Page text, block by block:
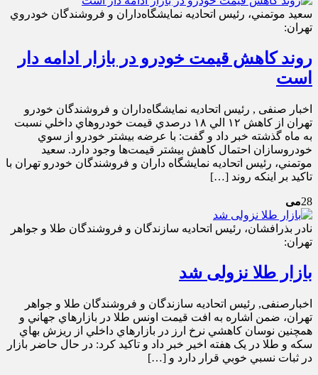
سعيد موتمني، رئيس اتحاديه نمايشگاه‌داران و فروشندگان خودروي
تهران:
روند کاهش قيمت خودرو در بازار ادامه ‌دار
است
اخبار صنفی , رئيس اتحاديه نمايشگاه‌داران و فروشندگان خودرو
تهران از کاهش ۱۲ الي ۱۸ درصدي قيمت خودرو‌هاي داخلي نسبت
به ماه گذشته خبر داد و گفت: با عرضه بيشتر خودرو از سوي
خودروسازان احتمال کاهش بيشتر قيمت‌ها وجود دارد. سعيد
موتمني، رئيس اتحاديه نمايشگاه داران و فروشندگان خودرو تهران با
تاکيد بر اينکه روند […]
28می
نادر بذرافشان، رئيس اتحاديه سازندگان و فروشندگان طلا و جواهر
تهران:
بازار طلا نزولی شد
اخبارصنفی, رئيس اتحاديه سازندگان و فروشندگان طلا و جواهر
تهران، ضمن اشاره به افت قيمت اونس طلا در بازارهاي جهاني و
همچنين نوسان کاهشي نرخ ارز در بازارهاي داخلي از ريزش بهاي
سکه و طلا در يک هفته اخير خبر داد و تاکيد کرد: در حال حاضر بازار
در ثبات نسبي خوبي قرار دارد و […]